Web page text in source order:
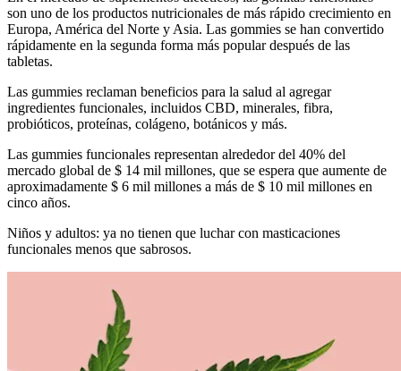
son uno de los productos nutricionales de más rápido crecimiento en
Europa, América del Norte y Asia. Las gommies se han convertido
rápidamente en la segunda forma más popular después de las
tabletas.
Las gummies reclaman beneficios para la salud al agregar
ingredientes funcionales, incluidos CBD, minerales, fibra,
probióticos, proteínas, colágeno, botánicos y más.
Las gummies funcionales representan alrededor del 40% del
mercado global de $ 14 mil millones, que se espera que aumente de
aproximadamente $ 6 mil millones a más de $ 10 mil millones en
cinco años.
Niños y adultos: ya no tienen que luchar con masticaciones
funcionales menos que sabrosos.